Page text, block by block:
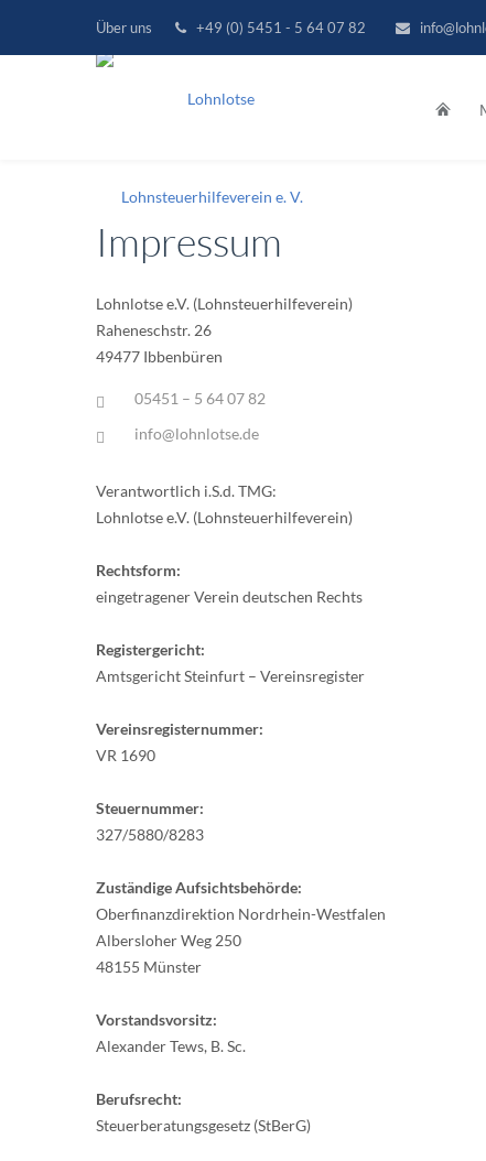
Über uns +49 (0) 5451 - 5 64 07 82
Impressum
Lohnlotse e.V. (Lohnsteuerhilfeverein)
Raheneschstr. 26
49477 Ibbenbüren
05451 – 5 64 07 82
info@lohnlotse.de
Verantwortlich i.S.d. TMG:
Lohnlotse e.V. (Lohnsteuerhilfeverein)
Rechtsform:
eingetragener Verein deutschen Rechts
Registergericht:
Amtsgericht Steinfurt – Vereinsregister
Vereinsregisternummer:
VR 1690
Steuernummer:
327/5880/8283
Zuständige Aufsichtsbehörde:
Oberfinanzdirektion Nordrhein-Westfalen
Albersloher Weg 250
48155 Münster
Vorstandsvorsitz:
Alexander Tews, B. Sc.
Berufsrecht:
Steuerberatungsgesetz (StBerG)